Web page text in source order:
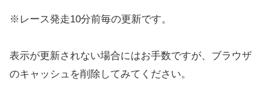
※レース発走10分前毎の更新です。
表示が更新されない場合にはお手数ですが、ブラウザ
のキャッシュを削除してみてください。